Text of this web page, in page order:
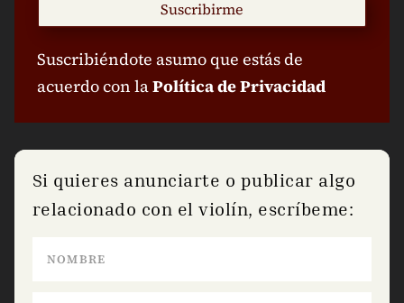
Suscribirme
Suscribiéndote asumo que estás de
acuerdo con laPolítica de Privacidad
Si quieres anunciarte o publicar algo
relacionado con el violín, escríbeme: